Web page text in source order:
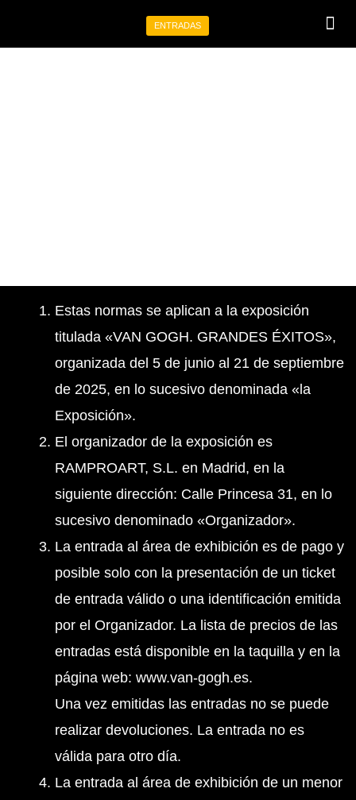
ENTRADAS
Estas normas se aplican a la exposición
titulada «VAN GOGH. GRANDES ÉXITOS»,
organizada del 5 de junio al 21 de septiembre
de 2025, en lo sucesivo denominada «la
Exposición».
El organizador de la exposición es
RAMPROART, S.L. en Madrid, en la
siguiente dirección: Calle Princesa 31, en lo
sucesivo denominado «Organizador».
La entrada al área de exhibición es de pago y
posible solo con la presentación de un ticket
de entrada válido o una identificación emitida
por el Organizador. La lista de precios de las
entradas está disponible en la taquilla y en la
página web: www.van-gogh.es.
Una vez emitidas las entradas no se puede
realizar devoluciones. La entrada no es
válida para otro día.
La entrada al área de exhibición de un menor